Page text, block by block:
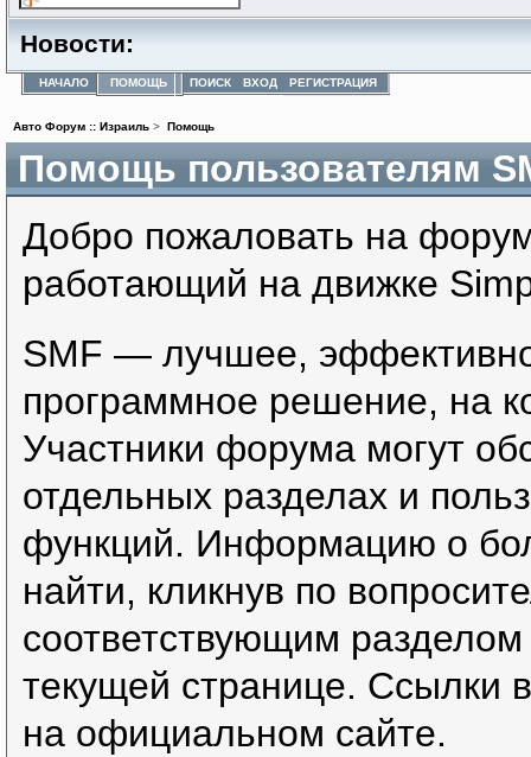
Новости:
НАЧАЛО ПОМОЩЬ ПОИСК ВХОД РЕГИСТРАЦИЯ
Авто Форум :: Израиль > Помощь
Помощь пользователям
Добро пожаловать на
работающий на движке
SMF — лучшее,
программное решение, на
Участники форума могут
отдельных разделах и
функций. Информацию о
найти, кликнув по
соответствующим
текущей странице. Ссылки
на официальном сайте.